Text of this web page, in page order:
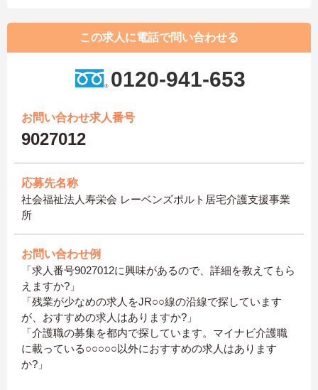
この求人に電話で問い合わせる
0120-941-653
お問い合わせ求人番号
9027012
応募先名称
社会福祉法人寿栄会 レーベンズポルト居宅介護支援事業
所
お問い合わせ例
「求人番号9027012に興味があるので、詳細を教えてもら
えますか?」
「残業が少なめの求人をJR○○線の沿線で探しています
が、おすすめの求人はありますか?」
「介護職の募集を都内で探しています。マイナビ介護職
に載っている○○○○○以外におすすめの求人はあります
か?」